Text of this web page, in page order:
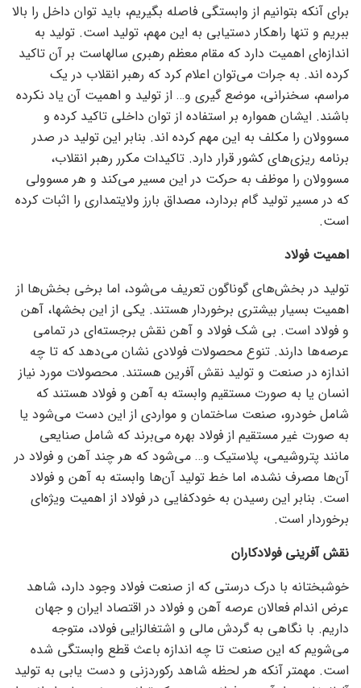
برای آنکه بتوانیم از وابستگی فاصله بگیریم، باید توان داخل را بالا
ببریم و تنها راهکار دستیابی به این مهم، تولید است. تولید به
اندازه‌ای اهمیت دارد که مقام معظم رهبری سالهاست بر آن تاکید
کرده اند. به جرات می‌توان اعلام کرد که رهبر انقلاب در یک
مراسم، سخنرانی، موضع گیری و… از تولید و اهمیت آن یاد نکرده
باشند. ایشان همواره بر استفاده از توان داخلی تاکید کرده و
مسوولان را مکلف به این مهم کرده اند. بنابر این تولید در صدر
برنامه ریزی‌های کشور قرار دارد. تاکیدات مکرر رهبر انقلاب،
مسوولان را موظف به حرکت در این مسیر می‌کند و هر مسوولی
که در مسیر تولید گام بردارد، مصداق بارز ولایتمداری را اثبات کرده
است.
اهمیت فولاد
تولید در بخش‌های گوناگون تعریف می‌شود، اما برخی بخش‌ها از
اهمیت بسیار بیشتری برخوردار هستند. یکی از این بخشها، آهن
و فولاد است. بی شک فولاد و آهن نقش برجسته‌ای در تمامی
عرصه‌ها دارند. تنوع محصولات فولادی نشان می‌دهد که تا چه
اندازه در صنعت و تولید نقش آفرین هستند. محصولات مورد نیاز
انسان یا به صورت مستقیم وابسته به آهن و فولاد هستند که
شامل خودرو، صنعت ساختمان و مواردی از این دست می‌شود یا
به صورت غیر مستقیم از فولاد بهره می‌برند که شامل صنایعی
مانند پتروشیمی، پلاستیک و… می‌شود که هر چند آهن و فولاد در
آن‌ها مصرف نشده، اما خط تولید آن‌ها وابسته به آهن و فولاد
است. بنابر این رسیدن به خودکفایی در فولاد از اهمیت ویژه‌ای
برخوردار است.
نقش آفرینی فولادکاران
خوشبختانه با درک درستی که از صنعت فولاد وجود دارد، شاهد
عرض اندام فعالان عرصه آهن و فولاد در اقتصاد ایران و جهان
داریم. با نگاهی به گردش مالی و اشتغالزایی فولاد، متوجه
می‌شویم که این صنعت تا چه اندازه باعث قطع وابستگی شده
است. مهمتر آنکه هر لحظه شاهد رکوردزنی و دست یابی به تولید